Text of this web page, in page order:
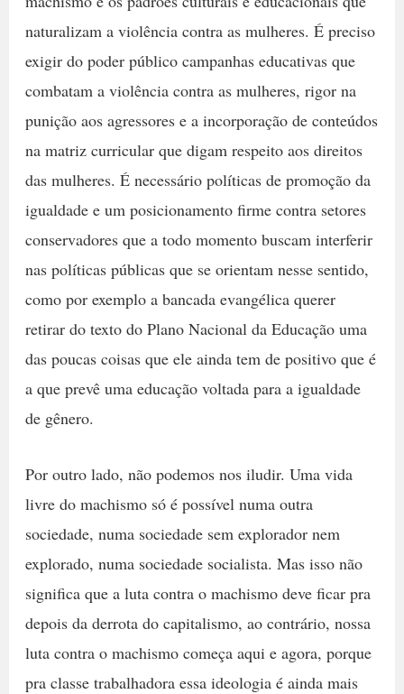
naturalizam a violência contra as mulheres. É preciso
exigir do poder público campanhas educativas que
combatam a violência contra as mulheres, rigor na
punição aos agressores e a incorporação de conteúdos
na matriz curricular que digam respeito aos direitos
das mulheres. É necessário políticas de promoção da
igualdade e um posicionamento firme contra setores
conservadores que a todo momento buscam interferir
nas políticas públicas que se orientam nesse sentido,
como por exemplo a bancada evangélica querer
retirar do texto do Plano Nacional da Educação uma
das poucas coisas que ele ainda tem de positivo que é
a que prevê uma educação voltada para a igualdade
de gênero.
Por outro lado, não podemos nos iludir. Uma vida
livre do machismo só é possível numa outra
sociedade, numa sociedade sem explorador nem
explorado, numa sociedade socialista. Mas isso não
significa que a luta contra o machismo deve ficar pra
depois da derrota do capitalismo, ao contrário, nossa
luta contra o machismo começa aqui e agora, porque
pra classe trabalhadora essa ideologia é ainda mais